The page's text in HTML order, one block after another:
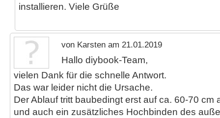
installieren. Viele Grüße
von Karsten am 21.01.2019
Hallo diybook-Team,
vielen Dank für die schnelle Antwort.
Das war leider nicht die Ursache.
Der Ablauf tritt baubedingt erst auf ca. 60-70 cm
und auch ein zusätzliches Hochbinden des